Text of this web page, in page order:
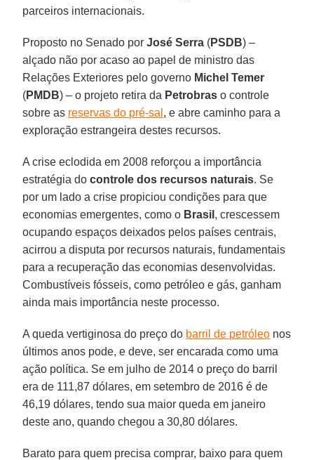
parceiros internacionais.
Proposto no Senado por José Serra (PSDB) –
alçado não por acaso ao papel de ministro das
Relações Exteriores pelo governo Michel Temer
(PMDB) – o projeto retira da Petrobras o controle
sobre as reservas do pré-sal , e abre caminho para a
exploração estrangeira destes recursos.
A crise eclodida em 2008 reforçou a importância
estratégia docontrole dos recursos naturais. Se
por um lado a crise propiciou condições para que
economias emergentes, como o Brasil , crescessem
ocupando espaços deixados pelos países centrais,
acirrou a disputa por recursos naturais, fundamentais
para a recuperação das economias desenvolvidas.
Combustíveis fósseis, como petróleo e gás, ganham
ainda mais importância neste processo.
A queda vertiginosa do preço do barril de petróleo nos
últimos anos pode, e deve, ser encarada como uma
ação política. Se em julho de 2014 o preço do barril
era de 111,87 dólares, em setembro de 2016 é de
46,19 dólares, tendo sua maior queda em janeiro
deste ano, quando chegou a 30,80 dólares.
Barato para quem precisa comprar, baixo para quem